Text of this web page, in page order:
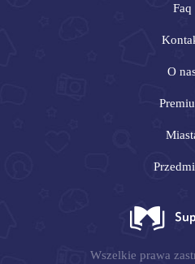
Wszelkie prawa
Faq
O